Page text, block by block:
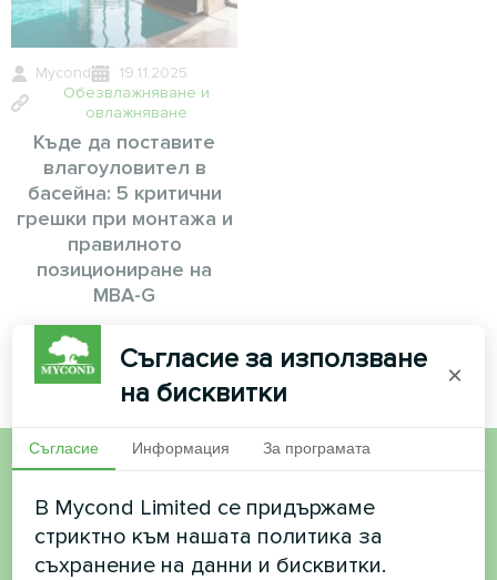
Mycond
19.11.2025
Обезвлажняване и
овлажняване
Къде да поставите
влагоуловител в
басейна: 5 критични
грешки при монтажа и
правилното
позициониране на
MBA-G
Искате да купите или
имате въпроси?
Съгласие за използване
на бисквитки
×
Съгласие Информация За програмата
В Mycond Limited се придържаме
стриктно към нашата политика за
съхранение на данни и бисквитки.